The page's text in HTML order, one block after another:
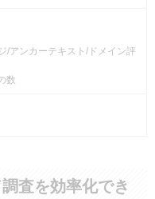
/アンカーテキスト/ドメイン評
数
査を効率化でき